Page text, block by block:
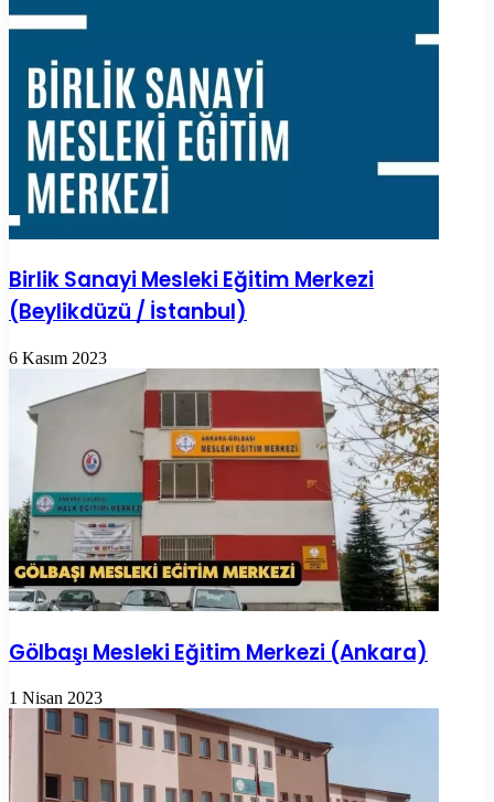
Birlik Sanayi Mesleki Eğitim Merkezi
(Beylikdüzü / İstanbul)
6 Kasım 2023
Gölbaşı Mesleki Eğitim Merkezi (Ankara)
1 Nisan 2023